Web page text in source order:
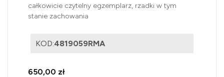
całkowicie czytelny egzemplarz, rzadki w tym
stanie zachowania
KOD:4819059RMA
650,00 zł